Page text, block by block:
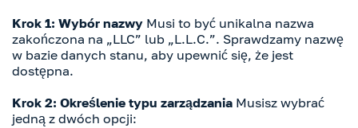
Krok 1: Wybór nazwy Musi to być unikalna nazwa
zakończona na „LLC” lub „L.L.C.”. Sprawdzamy nazwę
w bazie danych stanu, aby upewnić się, że jest
dostępna.
Krok 2: Określenie typu zarządzania Musisz wybrać
jedną z dwóch opcji: